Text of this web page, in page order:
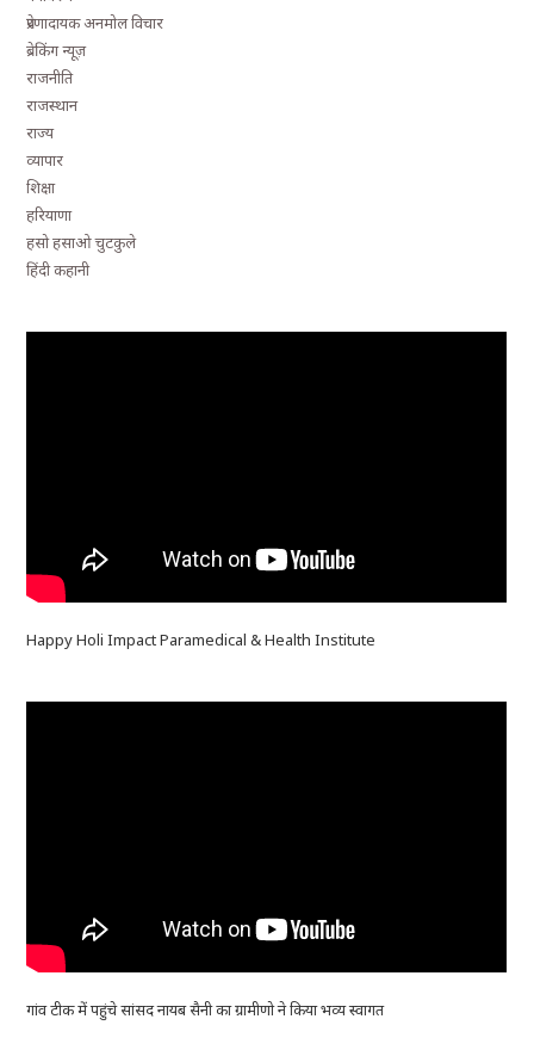
प्रेरणादायक अनमोल विचार
ब्रेकिंग न्यूज़
राजनीति
राजस्थान
राज्य
व्यापार
शिक्षा
हरियाणा
हसो हसाओ चुटकुले
हिंदी कहानी
Happy Holi Impact Paramedical & Health Institute
गांव टीक में पहुंचे सांसद नायब सैनी का ग्रामीणो ने किया भव्य स्वागत